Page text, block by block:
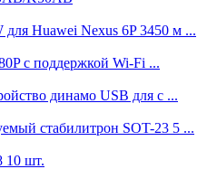
Huawei Nexus 6P 3450 м ...
с поддержкой Wi-Fi ...
динамо USB для с ...
стабилитрон SOT-23 5 ...
10 шт.